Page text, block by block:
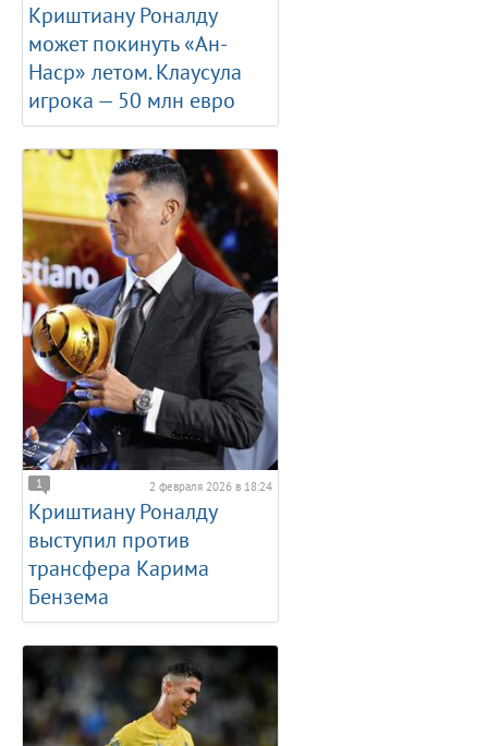
Криштиану Роналду
может покинуть «Ан-
Наср» летом. Клаусула
игрока — 50 млн евро
1 2 февраля 2026 в 18:24
Криштиану Роналду
выступил против
трансфера Карима
Бензема